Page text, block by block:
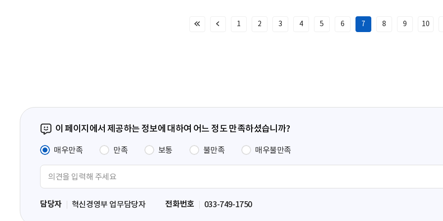
처
이
1 2 3 4 5 6 7 8 9 10
이 페이지에서 제공하는 정보에 대하여 어느 정도 만족하셨습니까?
매우만족 만족 보통 불만족 매우불만족
력
담당자 혁신경영부 업무담당자 전화번호 033-749-1750